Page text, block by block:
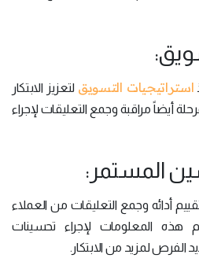
استراتيجيات التسويق لتعزيز الابتكار
أيضاً مراقبة وجمع التعليقات لإجراء
أدائه وجمع التعليقات من العملاء
هذه المعلومات لإجراء تحسينات
الفرص لمزيد من الابتكار.